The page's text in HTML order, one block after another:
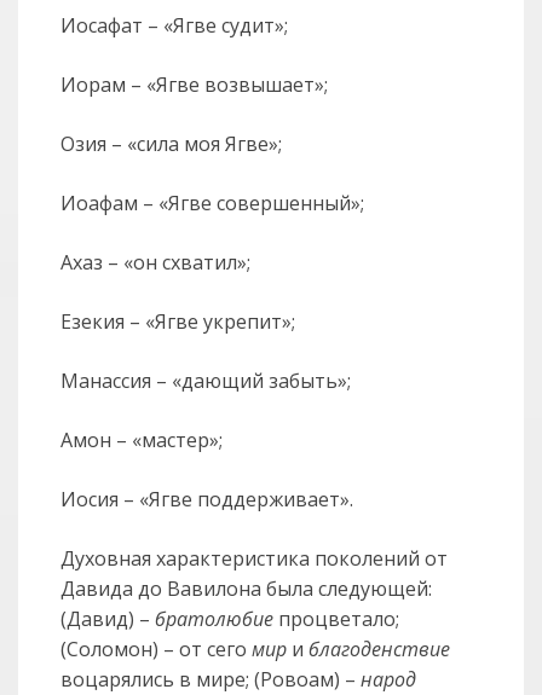
Иосафат – «Ягве судит»;
Иорам – «Ягве возвышает»;
Озия – «сила моя Ягве»;
Иоафам – «Ягве совершенный»;
Ахаз – «он схватил»;
Езекия – «Ягве укрепит»;
Манассия – «дающий забыть»;
Амон – «мастер»;
Иосия – «Ягве поддерживает».
Духовная характеристика поколений от
Давида до Вавилона была следующей:
(Давид) –братолюбие процветало;
(Соломон) – от сегомир иблагоденствие
воцарялись в мире; (Ровоам) –народ